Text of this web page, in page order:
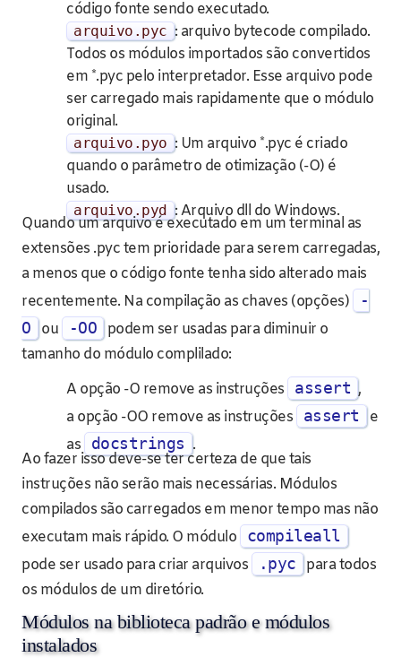
código fonte sendo executado.
arquivo . pyc : arquivo bytecode compilado.
Todos os módulos importados são convertidos
em *.pyc pelo interpretador. Esse arquivo pode
ser carregado mais rapidamente que o módulo
original.
arquivo . pyo : Um arquivo *.pyc é criado
quando o parâmetro de otimização (-O) é
usado.
arquivo . pyd : Arquivo dll do Windows.
Quando um arquivo é executado em um terminal as
extensões .pyc tem prioridade para serem carregadas,
a menos que o código fonte tenha sido alterado mais
recentemente. Na compilação as chaves (opções)
-
O
ou -OO
podem ser usadas para diminuir o
tamanho do módulo complilado:
A opção -O remove as instruções
assert ,
a opção -OO remove as instruções
assert
e
as
docstrings .
Ao fazer isso deve-se ter certeza de que tais
instruções não serão mais necessárias. Módulos
compilados são carregados em menor tempo mas não
executam mais rápido. O módulo
compileall
pode ser usado para criar arquivos .pyc
para todos
os módulos de um diretório.
Módulos na biblioteca padrão e módulos
instalados